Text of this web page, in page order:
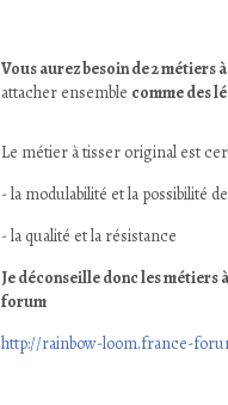
Vous aurez besoin de 2 métiers
attacher ensemble comme des
Le métier à tisser original est
- la modulabilité et la possibilité
- la qualité et la résistance
Je déconseille donc les
forum
http://rainbow-loom.france-